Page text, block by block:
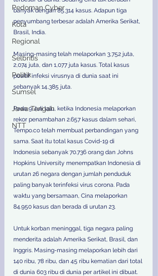
Pedoman Cyber
Kota
Regional
Selbritis
Politik
Sumsel
Jawa Tengah
NTT
banyak dengan 85.314 kasus. Adapun tiga
penyumbang terbesar adalah Amerika Serikat,
Brasil, India.
Masing-masing telah melaporkan 3,752 juta,
2,074 juta, dan 1,077 juta kasus. Total kasus
positif infeksi virusnya di dunia saat ini
sebanyak 14,385 juta.
Pada 9 Juli lalu, ketika Indonesia melaporkan
rekor penambahan 2.657 kasus dalam sehari,
Tempo.co telah membuat perbandingan yang
sama. Saat itu total kasus Covid-19 di
Indonesia sebanyak 70.736 orang dan Johns
Hopkins University menempatkan Indonesia di
urutan 26 negara dengan jumlah penduduk
paling banyak terinfeksi virus corona. Pada
waktu yang bersamaan, Cina melaporkan
84.950 kasus dan berada di urutan 23.
Untuk korban meninggal, tiga negara paling
menderita adalah Amerika Serikat, Brasil, dan
Inggris. Masing-masing melaporkan lebih dari
140 ribu, 78 ribu, dan 45 ribu kematian dari total
di dunia 603 ribu di dunia per artikel ini dibuat.